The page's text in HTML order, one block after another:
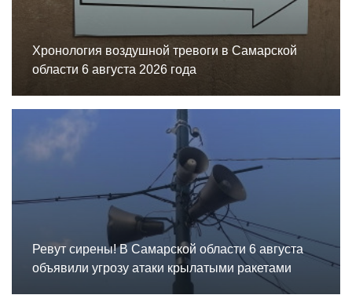
Хронология воздушной тревоги в Самарской
области 6 августа 2026 года
Ревут сирены! В Самарской области 6 августа
объявили угрозу атаки крылатыми ракетами